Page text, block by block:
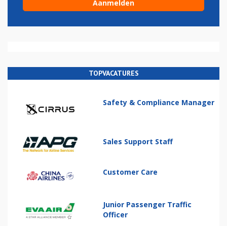
TOPVACATURES
Safety & Compliance Manager
Sales Support Staff
Customer Care
Junior Passenger Traffic
Officer